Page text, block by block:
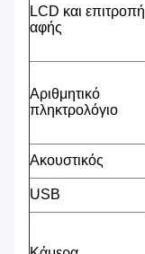
LCD και επιτροπή
αφής
Αριθμητικό
πληκτρολόγιο
Ακουστικός
USB